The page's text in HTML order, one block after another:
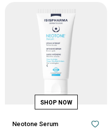
Neotone Serum